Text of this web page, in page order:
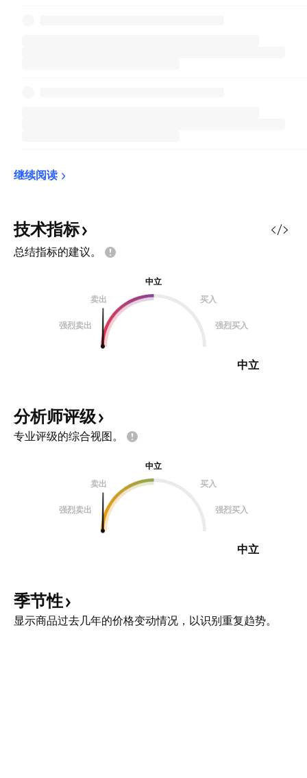
继续阅读
技术指标
总结指标的建议。
中立
卖出
买入
强烈卖出 强烈买入
中立
分析师评级
专业评级的综合视图。
中立
卖出
买入
强烈卖出 强烈买入
中立
季节性
显示商品过去几年的价格变动情况，以识别重复趋势。